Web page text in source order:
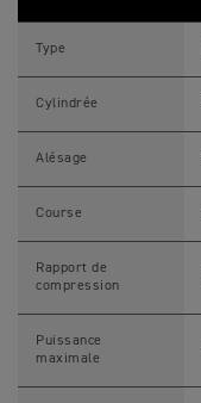
c
c
o
Type
Cylindrée
Alésage
Course
Rapport de
compression
Puissance
maximale